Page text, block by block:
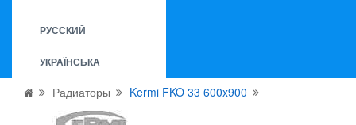
РУССКИЙ
УКРАЇНСЬКА
Радиаторы Kermi FKO 33 600x900